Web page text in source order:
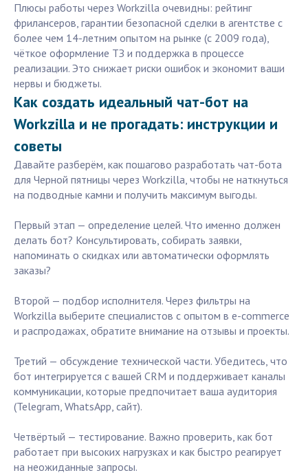
Плюсы работы через Workzilla очевидны: рейтинг
фрилансеров, гарантии безопасной сделки в агентстве с
более чем 14-летним опытом на рынке (с 2009 года),
чёткое оформление ТЗ и поддержка в процессе
реализации. Это снижает риски ошибок и экономит ваши
нервы и бюджеты.
Как создать идеальный чат-бот на
Workzilla и не прогадать: инструкции и
советы
Давайте разберём, как пошагово разработать чат-бота
для Черной пятницы через Workzilla, чтобы не наткнуться
на подводные камни и получить максимум выгоды.
Первый этап — определение целей. Что именно должен
делать бот? Консультировать, собирать заявки,
напоминать о скидках или автоматически оформлять
заказы?
Второй — подбор исполнителя. Через фильтры на
Workzilla выберите специалистов с опытом в e-commerce
и распродажах, обратите внимание на отзывы и проекты.
Третий — обсуждение технической части. Убедитесь, что
бот интегрируется с вашей CRM и поддерживает каналы
коммуникации, которые предпочитает ваша аудитория
(Telegram, WhatsApp, сайт).
Четвёртый — тестирование. Важно проверить, как бот
работает при высоких нагрузках и как быстро реагирует
на неожиданные запросы.